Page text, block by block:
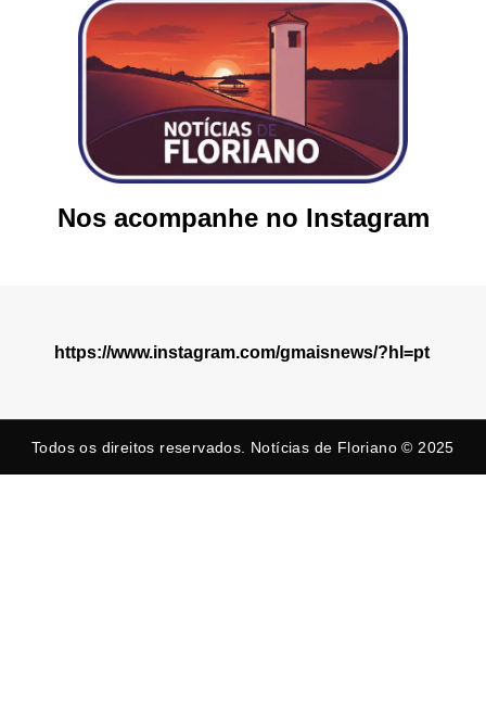
Nos acompanhe no Instagram
https://www.instagram.com/gmaisnews/?hl=pt
Todos os direitos reservados. Notícias de Floriano © 2025